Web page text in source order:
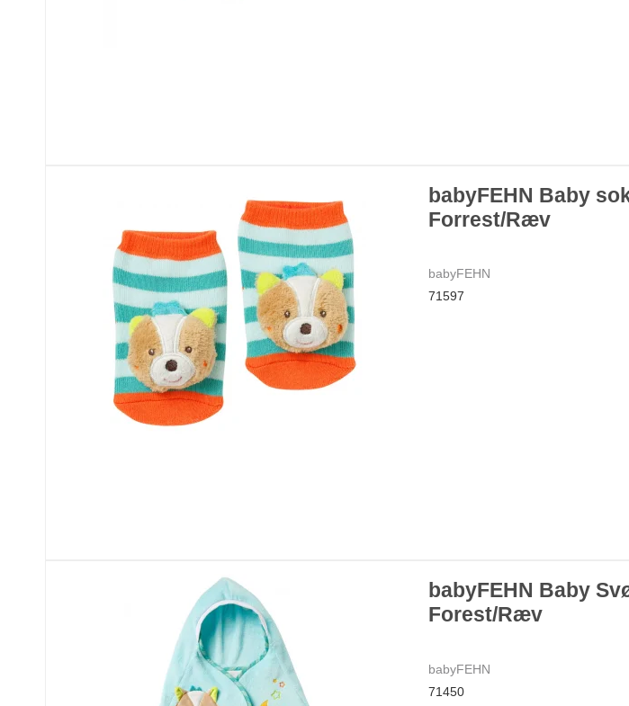
babyFEHN Baby
Forrest/Ræv
babyFEHN
71597
babyFEHN Baby
Forest/Ræv
babyFEHN
71450